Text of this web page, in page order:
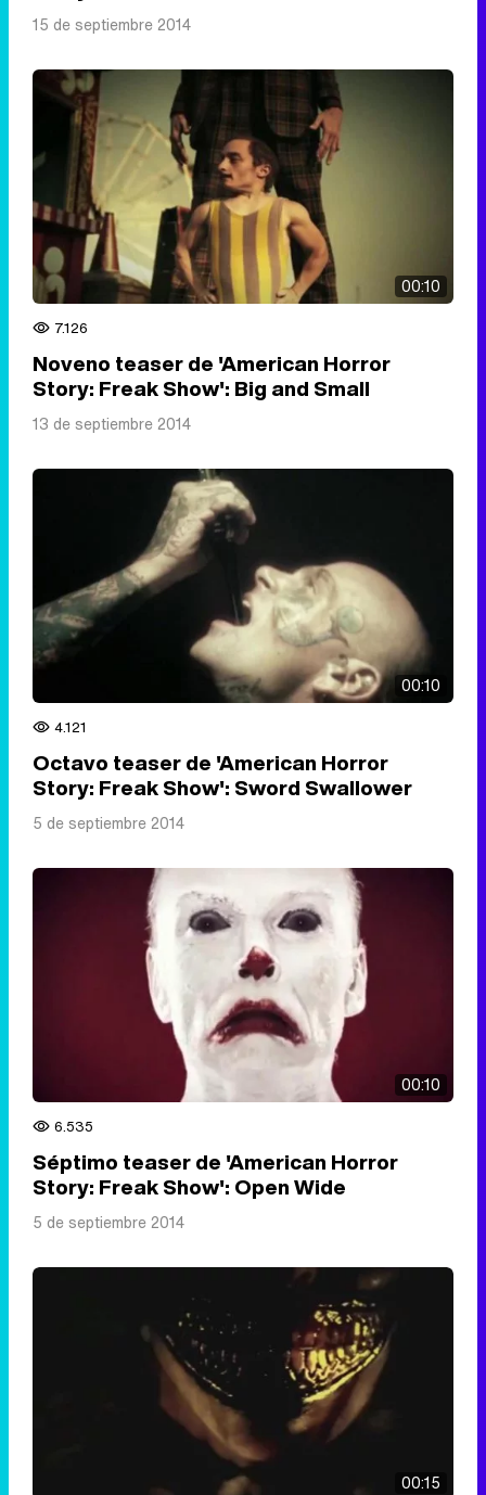
15 de septiembre 2014
00:10
7.126
Noveno teaser de 'American Horror
Story: Freak Show': Big and Small
13 de septiembre 2014
00:10
4.121
Octavo teaser de 'American Horror
Story: Freak Show': Sword Swallower
5 de septiembre 2014
00:10
6.535
Séptimo teaser de 'American Horror
Story: Freak Show': Open Wide
5 de septiembre 2014
00:15